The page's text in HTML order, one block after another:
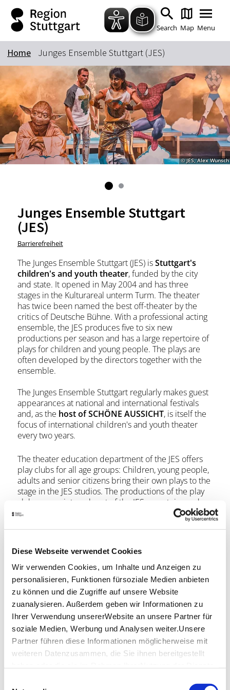
Diese Webseite verwendet Cookies
Wir verwenden Cookies, um Inhalte und Anzeigen zu
personalisieren, Funktionen fürsoziale Medien anbieten
zu können und die Zugriffe auf unsere Website
zuanalysieren. Außerdem geben wir Informationen zu
Ihrer Verwendung unsererWebsite an unsere Partner für
soziale Medien, Werbung und Analysen weiter.Unsere
Partner führen diese Informationen möglicherweise mit
weiteren Datenzusammen, die Sie ihnen bereitgestellt
Zum Hauptinhalt springen
Zur Suche springen
Zur Hauptnavigation
Zum Footer springen
Search Map Menu
Keyword
Home Junges Ensemble Stuttgart (JES)
© JES, Alex Wunsch
Junges Ensemble Stuttgart
(JES)
Barrierefreiheit
The Junges Ensemble Stuttgart (JES) isStuttgart's
children's and youth theater, funded by the city
and state. It opened in May 2004 and has three
stages in the Kulturareal unterm Turm. The theater
has twice been named the best off-theater by the
critics of Deutsche Bühne. With a professional acting
ensemble, the JES produces five to six new
productions per season and has a large repertoire of
plays for children and young people. The plays are
often developed by the directors together with the
ensemble.
The Junges Ensemble Stuttgart regularly makes guest
appearances at national and international festivals
and, as the host of SCHÖNE AUSSICHT, is itself the
focus of international children's and youth theater
every two years.
The theater education department of the JES offers
play clubs for all age groups: Children, young people,
adults and senior citizens bring their own plays to the
stage in the JES studios. The productions of the play
clubs are an integral part of the JES repertoire and
are shown in eight to ten performances each. Five to
Barrierefreiheit
Further Information
Plätze für Menschen im Rollstuhl, Gebärdensprach-
Dolmetscher, Angebote für Menschen mit
Hörbehinderung, Angebote für Menschen mit
Sehbehinderung, Informationen in leichter Sprache